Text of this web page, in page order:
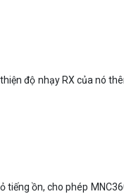
độ nhạy RX của nó
ồn, cho phép